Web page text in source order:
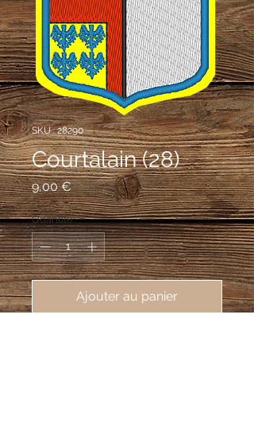
SKU : 28290
Courtalain (28)
9,00 €Prix
Quantité *
Ajouter au panier